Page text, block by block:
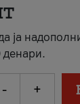
ја
денари.
- +